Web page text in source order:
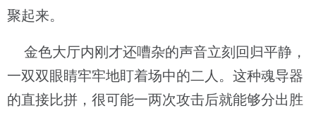
聚起来。
金色大厅内刚才还嘈杂的声音立刻回归平静，
一双双眼睛牢牢地盯着场中的二人。这种魂导器
的直接比拼，很可能一两次攻击后就能够分出胜